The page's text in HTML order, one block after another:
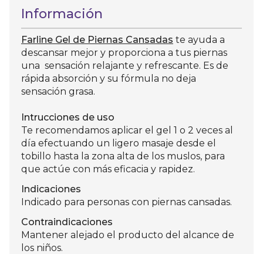
Información
Farline Gel de Piernas Cansadas te ayuda a
descansar mejor y proporciona a tus piernas
una sensación relajante y refrescante. Es de
rápida absorción y su fórmula no deja
sensación grasa.
Intrucciones de uso
Te recomendamos aplicar el gel 1 o 2 veces al
día efectuando un ligero masaje desde el
tobillo hasta la zona alta de los muslos, para
que actúe con más eficacia y rapidez.
Indicaciones
Indicado para personas con piernas cansadas.
Contraindicaciones
Mantener alejado el producto del alcance de
los niños.